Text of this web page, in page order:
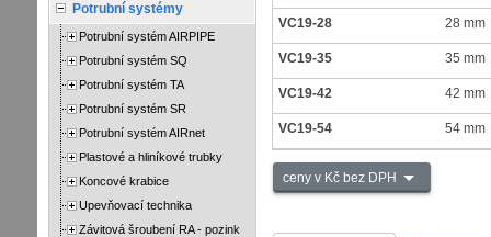
VC19-28 28 mm
VC19-35 35 mm
VC19-42 42 mm
VC19-54 54 mm
ceny v Kč bez DPH
Potrubní systémy
Potrubní systém AIRPIPE
Potrubní systém SQ
Potrubní systém TA
Potrubní systém SR
Potrubní systém AIRnet
Plastové a hliníkové trubky
Koncové krabice
Upevňovací technika
Závitová šroubení RA - pozink